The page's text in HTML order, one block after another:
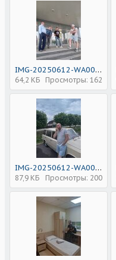
IMG-20250612-WA0049.jpg
64,2 КБ Просмотры: 162
IMG-20250612-WA0055.jpg
87,9 КБ Просмотры: 200